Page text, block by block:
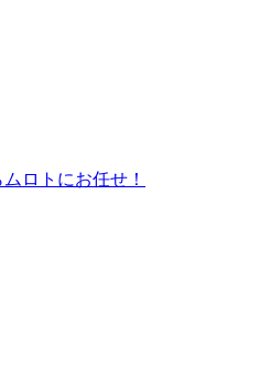
ロトにお任せ！